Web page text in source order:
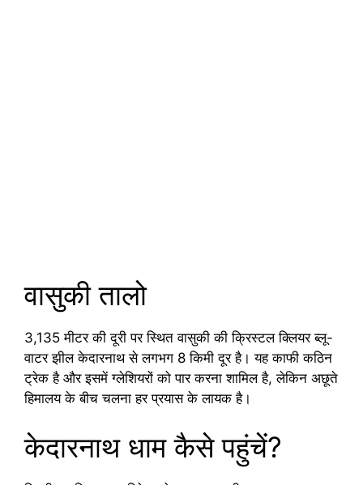
वासुकी तालो
3,135 मीटर की दूरी पर स्थित वासुकी की क्रिस्टल क्लियर ब्लू-
वाटर झील केदारनाथ से लगभग 8 किमी दूर है। यह काफी कठिन
ट्रेक है और इसमें ग्लेशियरों को पार करना शामिल है, लेकिन अछूते
हिमालय के बीच चलना हर प्रयास के लायक है।
केदारनाथ धाम कैसे पहुंचें?